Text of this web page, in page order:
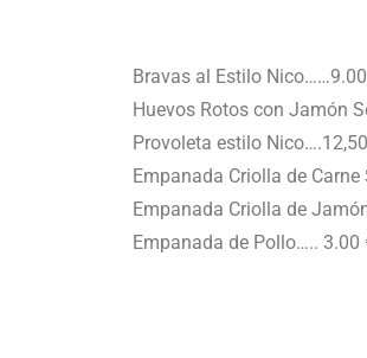
Bravas al Estilo
Huevos Rotos con Jamón
Provoleta estilo
Empanada Criolla de
Empanada Criolla de
Empanada de Pollo….. 3.00